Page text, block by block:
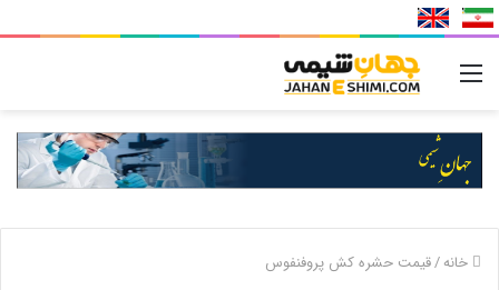
خانه/قیمت حشره کش پروفنفوس